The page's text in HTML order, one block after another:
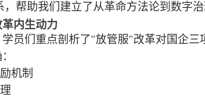
，帮助我们建立了从革命方法论到数字
内生动力
员们重点剖析了"放管服"改革对国企三
机制